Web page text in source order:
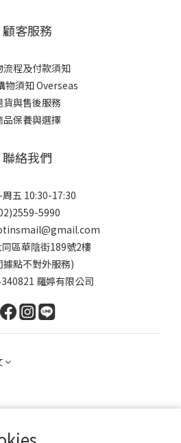
顧客服務
流程及付款須知
物須知 Overseas
貨與售後服務
品保養與選擇
聯絡我們
五 10:30-17:30
5990
區華陰街189號2樓
據點不對外服務)
羅婷有限公司
話或簡訊方式通知變更付款方式。